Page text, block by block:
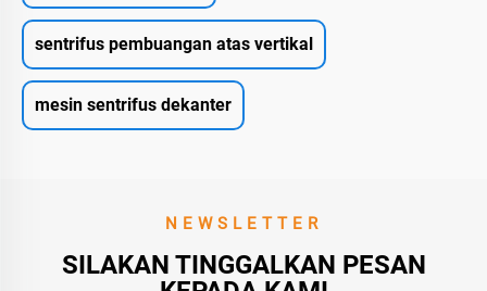
sentrifus pembuangan atas vertikal
mesin sentrifus dekanter
NEWSLETTER
SILAKAN TINGGALKAN PESAN